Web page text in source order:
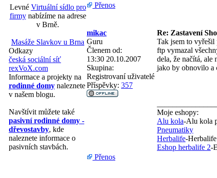
Levné Virtuální sídlo pro
firmynabízíme na adrese
v Brně.
Masáže Slavkov u Brna
Odkazy
česká sociální síť
rexVoX.com
Informace a projekty na
rodinné domy naleznete
v našem blogu.
Navštívit můžete také
pasivní rodinné domy -
dřevostavby, kde
naleznete informace o
pasivních stavbách.
Přenos
mikac
Re: Zastavení
Guru
Členem od:
13:30 20.10.2007
Skupina:
Registrovaní uživatelé
Příspěvky: 357
Tak jsem to vyřešil
ftp vymazal
dela, že načítá, ale
jako by obnovilo a
Moje eshopy:
Alu kola-Alu kola
Pneumatiky
Herbalife-
Eshop herbalife 2-
Přenos